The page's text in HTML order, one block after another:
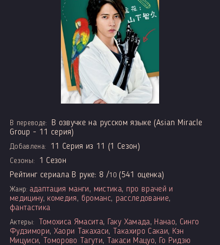
В переводе:
В озвучке на русском языке (Asian Miracle
Group - 11 серия)
Добавлена: 11 Серия из 11 (1 Сезон)
Сезоны:
1 Сезон
Рейтинг сериала В руке: 8 /10(541 оценка)
Жанр: адаптация манги, мистика, про врачей и
медицину,комедия, броманс, расследование,
фантастика
Актеры: Томохиса Ямасита, Гаку Хамада, Нанао, Синго
Фудзимори, Хаори Такахаси, Такахиро Сакаи, Кэн
Мицуиси, Томорово Тагути, Такаси Мацуо, Го Ридзю